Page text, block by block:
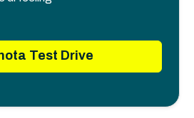
Test Drive